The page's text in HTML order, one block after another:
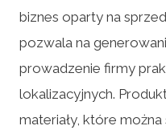
biznes oparty na
pozwala na
prowadzenie firmy
lokalizacyjnych.
materiały, które